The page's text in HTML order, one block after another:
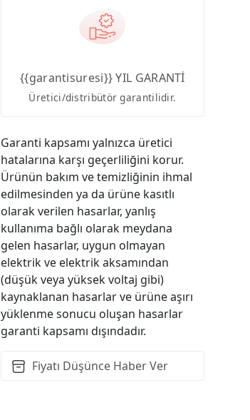
{{garantisuresi}} YIL GARANTİ
Üretici/distribütör garantilidir.
Garanti kapsamı yalnızca üretici
hatalarına karşı geçerliliğini korur.
Ürünün bakım ve temizliğinin ihmal
edilmesinden ya da ürüne kasıtlı
olarak verilen hasarlar, yanlış
kullanıma bağlı olarak meydana
gelen hasarlar, uygun olmayan
elektrik ve elektrik aksamından
(düşük veya yüksek voltaj gibi)
kaynaklanan hasarlar ve ürüne aşırı
yüklenme sonucu oluşan hasarlar
garanti kapsamı dışındadır.
Fiyatı Düşünce Haber Ver